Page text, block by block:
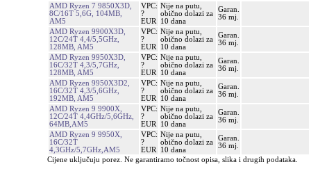
AMD Ryzen 7 9850X3D,
8C/16T 5,6G, 104MB,
AM5
VPC:
?
EUR
Nije na putu,
obično dolazi za
10 dana
Garan.
36 mj.
AMD Ryzen 9900X3D,
12C/24T 4,4/5,5GHz,
128MB, AM5
VPC:
?
EUR
Nije na putu,
obično dolazi za
10 dana
Garan.
36 mj.
AMD Ryzen 9950X3D,
16C/32T 4,3/5,7GHz,
128MB, AM5
VPC:
?
EUR
Nije na putu,
obično dolazi za
10 dana
Garan.
36 mj.
AMD Ryzen 9950X3D2,
16C/32T 4,3/5,6GHz,
192MB, AM5
VPC:
?
EUR
Nije na putu,
obično dolazi za
10 dana
Garan.
36 mj.
AMD Ryzen 9 9900X,
12C/24T 4,4GHz/5,6GHz,
64MB,AM5
VPC:
?
EUR
Nije na putu,
obično dolazi za
10 dana
Garan.
36 mj.
AMD Ryzen 9 9950X,
16C/32T
4,3GHz/5,7GHz,AM5
VPC:
?
EUR
Nije na putu,
obično dolazi za
10 dana
Garan.
36 mj.
Cijene uključuju porez. Ne garantiramo točnost opisa, slika i drugih podataka.